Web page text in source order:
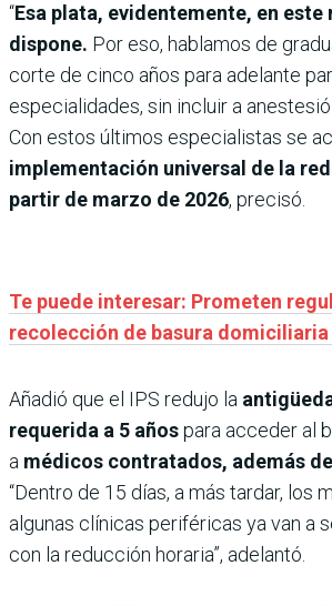
“Esa plata, evidentemente, en este
dispone. Por eso, hablamos de
corte de cinco años para adelante
especialidades, sin incluir a
Con estos últimos especialistas se
implementación universal de la
partir de marzo de 2026, precisó.
Te puede interesar: Prometen
recolección de basura domiciliaria
Añadió que el IPS redujo la
requerida a 5 añospara acceder al
a médicos contratados, además
“Dentro de 15 días, a más tardar, los
algunas clínicas periféricas ya van a
con la reducción horaria”, adelantó.